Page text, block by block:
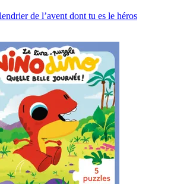
de l’avent dont tu es le héros